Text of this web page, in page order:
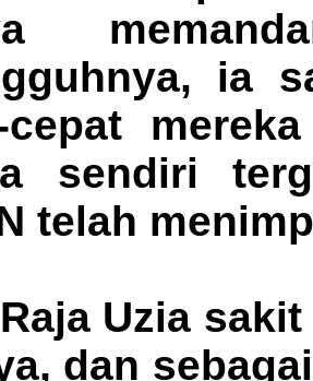
ia
cepat
sendiri
telah
Uzia
dan